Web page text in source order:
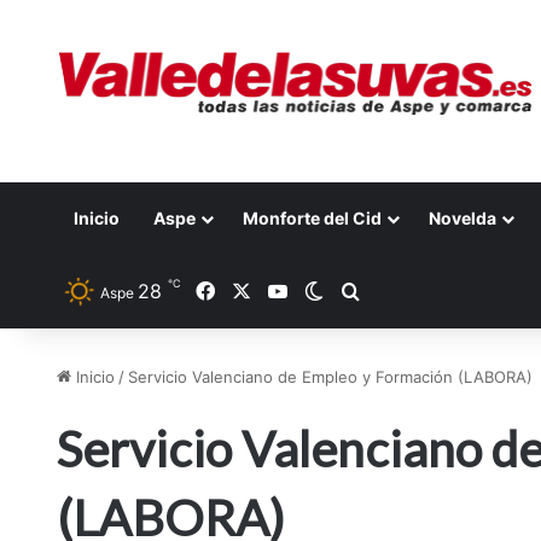
Inicio Aspe Monforte del Cid Novelda
Aspe 28 ℃ FacebookYouTubeSwitch skin
Inicio / Servicio Valenciano de Empleo y Formación (LABORA)
Servicio Valenciano
(LABORA)